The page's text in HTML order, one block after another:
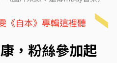
《自本》專輯這裡聽
，粉絲參加起